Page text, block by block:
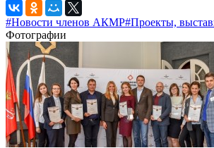
#Новости членов АКМР#Проекты,
Фотографии